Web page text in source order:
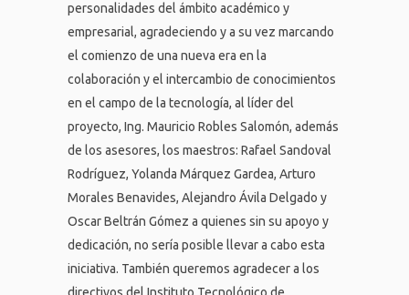
personalidades del ámbito académico y
empresarial, agradeciendo y a su vez marcando
el comienzo de una nueva era en la
colaboración y el intercambio de conocimientos
en el campo de la tecnología, al líder del
proyecto, Ing. Mauricio Robles Salomón, además
de los asesores, los maestros: Rafael Sandoval
Rodríguez, Yolanda Márquez Gardea, Arturo
Morales Benavides, Alejandro Ávila Delgado y
Oscar Beltrán Gómez a quienes sin su apoyo y
dedicación, no sería posible llevar a cabo esta
iniciativa. También queremos agradecer a los